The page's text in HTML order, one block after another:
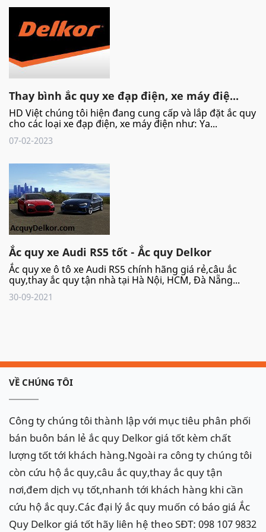
Thay bình ắc quy xe đạp điện, xe máy điệ...
HD Việt chúng tôi hiện đang cung cấp và lắp đặt ắc quy
cho các loại xe đạp điện, xe máy điện như: Ya...
07-02-2023
Ắc quy xe Audi RS5 tốt - Ắc quy Delkor
Ắc quy xe ô tô xe Audi RS5 chính hãng giá rẻ,câu ắc
quy,thay ắc quy tận nhà tại Hà Nội, HCM, Đà Nẵng...
30-09-2021
VỀ CHÚNG TÔI
Công ty chúng tôi thành lập với mục tiêu phân phối
bán buôn bán lẻ ắc quy Delkor giá tốt kèm chất
lượng tốt tới khách hàng.Ngoài ra công ty chúng tôi
còn cứu hộ ắc quy,câu ắc quy,thay ắc quy tận
nơi,đem dịch vụ tốt,nhanh tới khách hàng khi cần
cứu hộ ắc quy.Các đại lý ắc quy muốn có báo giá Ắc
Quy Delkor giá tốt hãy liên hệ theo SĐT: 098 107 9832